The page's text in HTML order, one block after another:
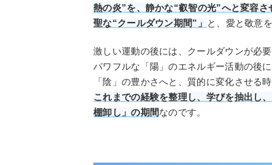
熱の炎”を、静かな“叡智の光”へと変容
聖な“クールダウン期間”」 と、愛と敬意
激しい運動の後には、クールダウンが必
パワフルな「陽」のエネルギー活動の後
「陰」の豊かさへと、質的に変化させる
これまでの経験を整理し、学びを抽出し
棚卸し」の期間なのです。